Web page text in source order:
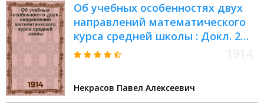
Об учебных особенностях двух
направлений математического
курса средней школы : Докл. 2
Всерос. съезду преподавателей
Некрасов Павел Алексеевич